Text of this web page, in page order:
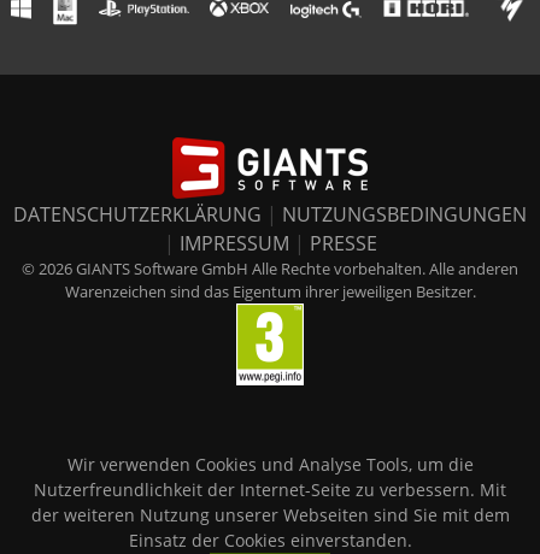
DATENSCHUTZERKLÄRUNG | NUTZUNGSBEDINGUNGEN
| IMPRESSUM | PRESSE
© 2026 GIANTS Software GmbH Alle Rechte vorbehalten. Alle anderen
Warenzeichen sind das Eigentum ihrer jeweiligen Besitzer.
Wir verwenden Cookies und Analyse Tools, um die
Nutzerfreundlichkeit der Internet-Seite zu verbessern. Mit
der weiteren Nutzung unserer Webseiten sind Sie mit dem
Einsatz der Cookies einverstanden.